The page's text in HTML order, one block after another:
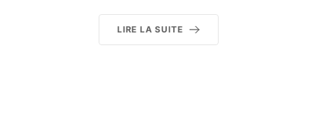
LIRE LA SUITE